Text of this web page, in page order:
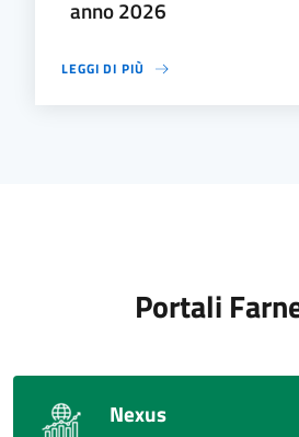
anno 2026
LEGGI DI PIÙ
Portali
Nexus